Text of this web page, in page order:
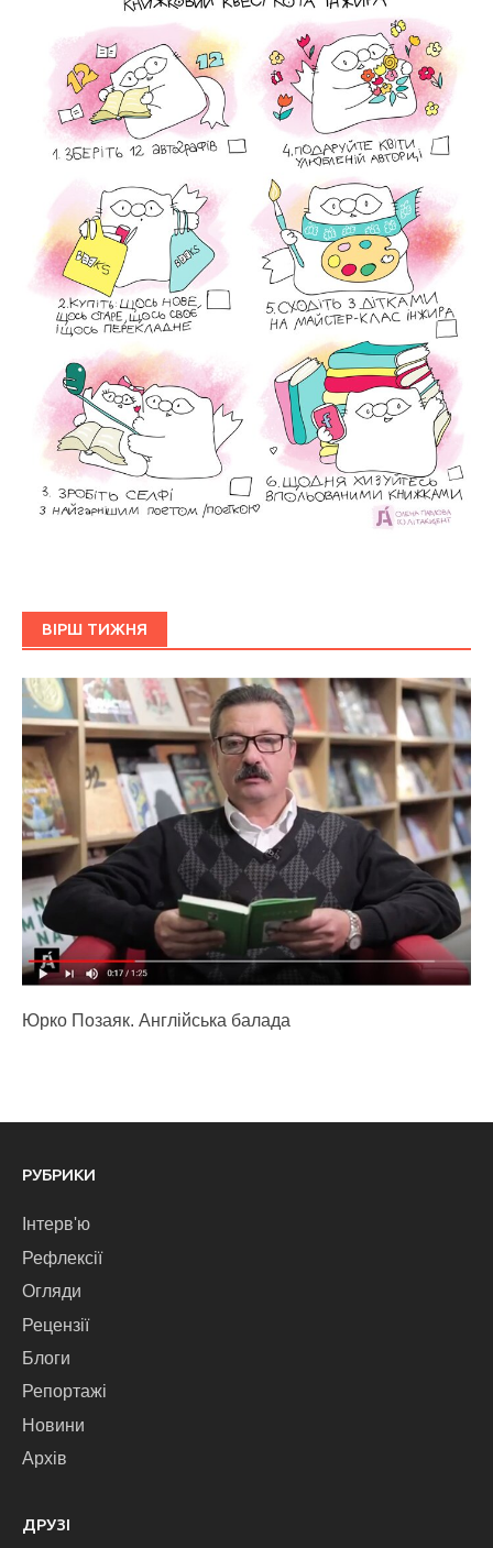
ВІРШ ТИЖНЯ
Юрко Позаяк. Англійська балада
РУБРИКИ
Інтерв'ю
Рефлексії
Огляди
Рецензії
Блоги
Репортажі
Новини
Архів
ДРУЗІ